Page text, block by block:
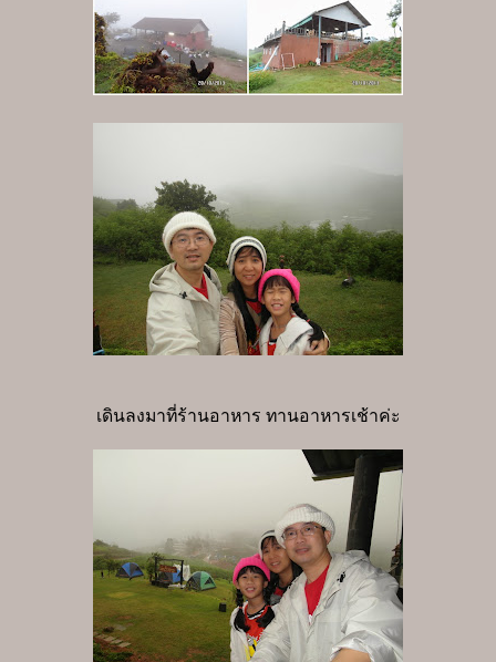
เดินลงมาที่ร้านอาหาร ทานอาหารเช้าค่ะ